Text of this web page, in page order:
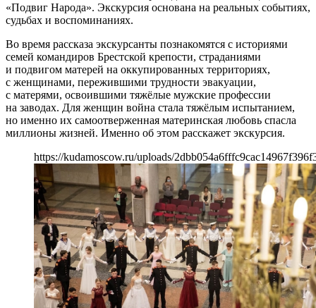
«Подвиг Народа». Экскурсия основана на реальных событиях,
судьбах и воспоминаниях.
Во время рассказа экскурсанты познакомятся с историями
семей командиров Брестской крепости, страданиями
и подвигом матерей на оккупированных территориях,
с женщинами, пережившими трудности эвакуации,
с матерями, освоившими тяжёлые мужские профессии
на заводах. Для женщин война стала тяжёлым испытанием,
но именно их самоотверженная материнская любовь спасла
миллионы жизней. Именно об этом расскажет экскурсия.
https://kudamoscow.ru/uploads/